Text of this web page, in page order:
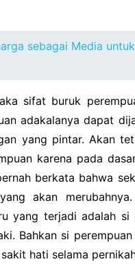
sebagai Media
sifat buruk
adakalanya dapat
yang pintar. Akan
karena pada
berkata bahwa
akan
yang terjadi adalah si
Bahkan si
hati selama